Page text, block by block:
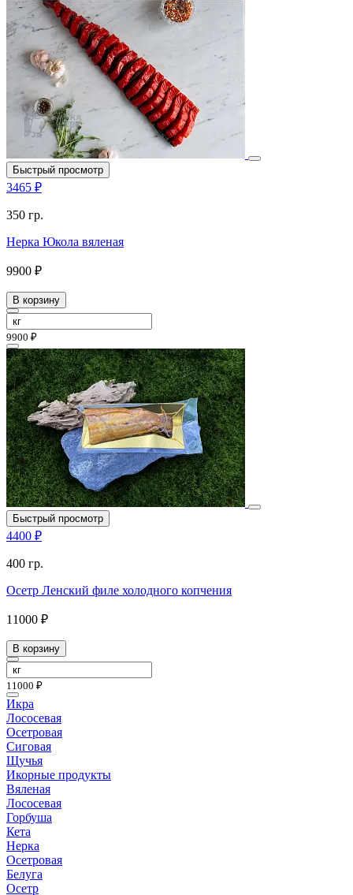
Быстрый просмотр
3465 ₽
350 гр.
Нерка Юкола вяленая
9900 ₽
В корзину
9900 ₽
Быстрый просмотр
4400 ₽
400 гр.
Осетр Ленский филе холодного копчения
11000 ₽
В корзину
11000 ₽
Икра
Лососевая
Осетровая
Сиговая
Щучья
Икорные продукты
Вяленая
Лососевая
Горбуша
Кета
Нерка
Осетровая
Белуга
Осетр